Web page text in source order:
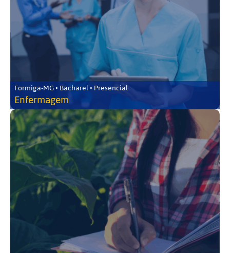
Formiga-MG • Bacharel • Presencial
Enfermagem